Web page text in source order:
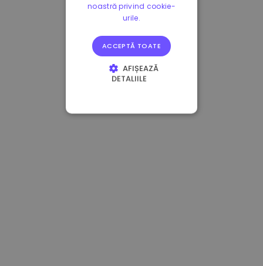
noastră privind cookie-
urile.
ACCEPTĂ TOATE
AFIȘEAZĂ
DETALIILE